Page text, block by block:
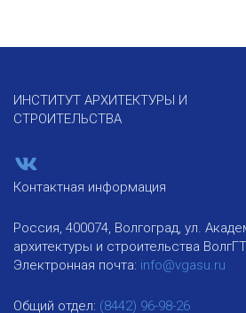
ИНСТИТУТ АРХИТЕКТУРЫ И
СТРОИТЕЛЬСТВА
Контактная информация
Россия, 400074, Волгоград, ул.
архитектуры и строительства
Электронная почта: info@vgasu.ru
Общий отдел: (8442) 96-98-26